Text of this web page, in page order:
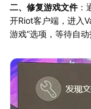
二、修复游戏文件：
开Riot客户端，进入
游戏”选项，等待自动